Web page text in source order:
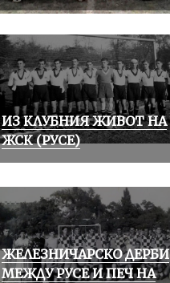
ИЗ КЛУБНИЯ ЖИВОТ НА
ЖСК (РУСЕ)
ЖЕЛЕЗНИЧАРСКО ДЕРБИ
МЕЖДУ РУСЕ И ПЕЧ НА